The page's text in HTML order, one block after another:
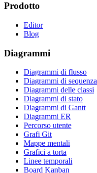
Prodotto
Editor
Blog
Diagrammi
Diagrammi di flusso
Diagrammi di sequenza
Diagrammi delle classi
Diagrammi di stato
Diagrammi di Gantt
Diagrammi ER
Percorso utente
Grafi Git
Mappe mentali
Grafici a torta
Linee temporali
Board Kanban